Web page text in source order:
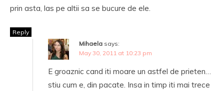
prin asta, las pe altii sa se bucure de ele.
Reply
Mihaela says:
May 30, 2011 at 10:23 pm
E groaznic cand iti moare un astfel de prieten…
stiu cum e, din pacate. Insa in timp iti mai trece